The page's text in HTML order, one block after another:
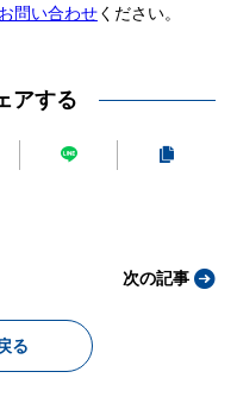
問い合わせください。
アする
る
次の記事